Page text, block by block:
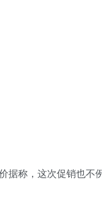
据称，这次促销也不